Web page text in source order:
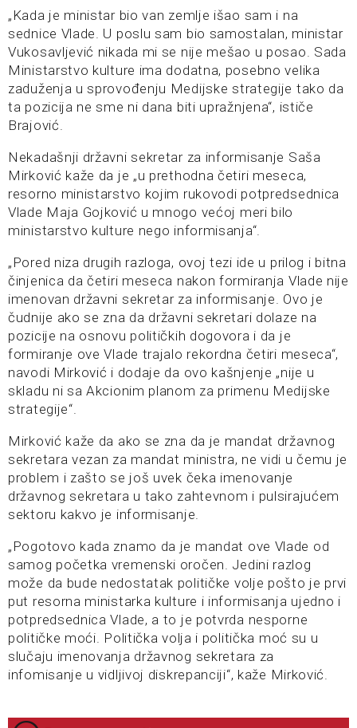
„Kada je ministar bio van zemlje išao sam i na
sednice Vlade. U poslu sam bio samostalan, ministar
Vukosavljević nikada mi se nije mešao u posao. Sada
Ministarstvo kulture ima dodatna, posebno velika
zaduženja u sprovođenju Medijske strategije tako da
ta pozicija ne sme ni dana biti upražnjena“, ističe
Brajović.
Nekadašnji državni sekretar za informisanje Saša
Mirković kaže da je „u prethodna četiri meseca,
resorno ministarstvo kojim rukovodi potpredsednica
Vlade Maja Gojković u mnogo većoj meri bilo
ministarstvo kulture nego informisanja“.
„Pored niza drugih razloga, ovoj tezi ide u prilog i bitna
činjenica da četiri meseca nakon formiranja Vlade nije
imenovan državni sekretar za informisanje. Ovo je
čudnije ako se zna da državni sekretari dolaze na
pozicije na osnovu političkih dogovora i da je
formiranje ove Vlade trajalo rekordna četiri meseca“,
navodi Mirković i dodaje da ovo kašnjenje „nije u
skladu ni sa Akcionim planom za primenu Medijske
strategije“.
Mirković kaže da ako se zna da je mandat državnog
sekretara vezan za mandat ministra, ne vidi u čemu je
problem i zašto se još uvek čeka imenovanje
državnog sekretara u tako zahtevnom i pulsirajućem
sektoru kakvo je informisanje.
„Pogotovo kada znamo da je mandat ove Vlade od
samog početka vremenski oročen. Jedini razlog
može da bude nedostatak političke volje pošto je prvi
put resorna ministarka kulture i informisanja ujedno i
potpredsednica Vlade, a to je potvrda nesporne
političke moći. Politička volja i politička moć su u
slučaju imenovanja državnog sekretara za
infomisanje u vidljivoj diskrepanciji“, kaže Mirković.